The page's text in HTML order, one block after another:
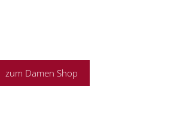
zum Damen Shop